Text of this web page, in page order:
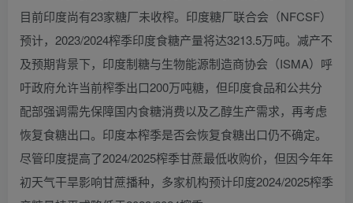
目前印度尚有23家糖厂未收榨。印度糖厂联合会（NFCSF）
预计，2023/2024榨季印度食糖产量将达3213.5万吨。减产不
及预期背景下，印度制糖与生物能源制造商协会（ISMA）呼
吁政府允许当前榨季出口200万吨糖，但印度食品和公共分
配部强调需先保障国内食糖消费以及乙醇生产需求，再考虑
恢复食糖出口。印度本榨季是否会恢复食糖出口仍不确定。
尽管印度提高了2024/2025榨季甘蔗最低收购价，但因今年年
初天气干旱影响甘蔗播种，多家机构预计印度2024/2025榨季